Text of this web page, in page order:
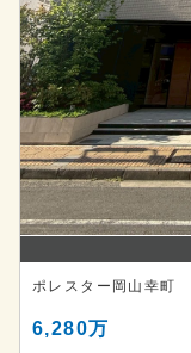
ポレスター岡山幸町
6,280万